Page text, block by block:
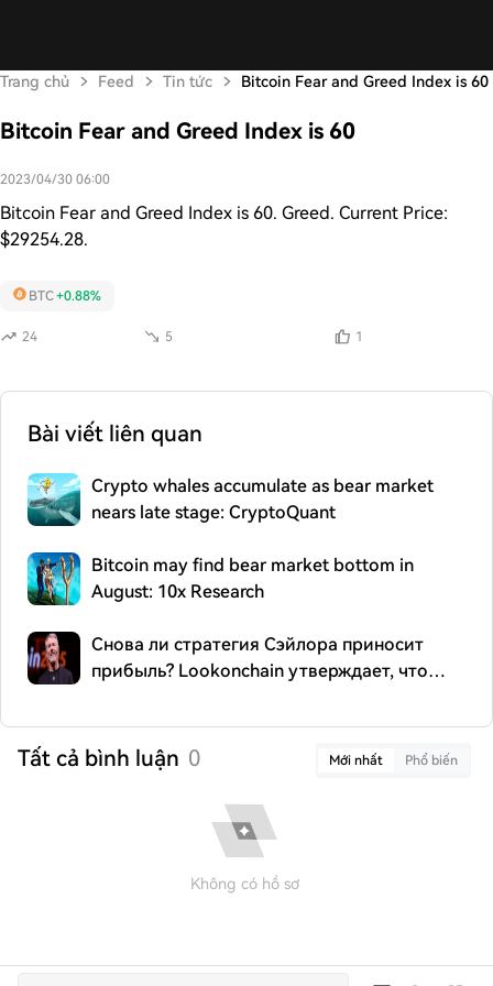
Trang chủ Feed Tin tức Bitcoin Fear and Greed Index is 60
Bitcoin Fear and Greed Index is 60
2023/04/30 06:00
Bitcoin Fear and Greed Index is 60. Greed. Current Price:
$29254.28.
24 5 1
BTC+0.88%
Bài viết liên quan
Crypto whales accumulate as bear market
nears late stage: CryptoQuant
Bitcoin may find bear market bottom in
August: 10x Research
Снова ли стратегия Сэйлора приносит
прибыль? Lookonchain утверждает, что
Tất cả bình luận 0 Mới nhất Phổ biến
Không có hồ sơ